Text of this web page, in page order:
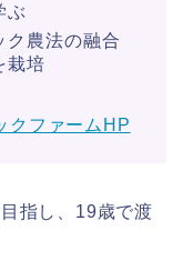
ぶ
ク農法の融合
栽培
クファームHP
指し、19歳で渡